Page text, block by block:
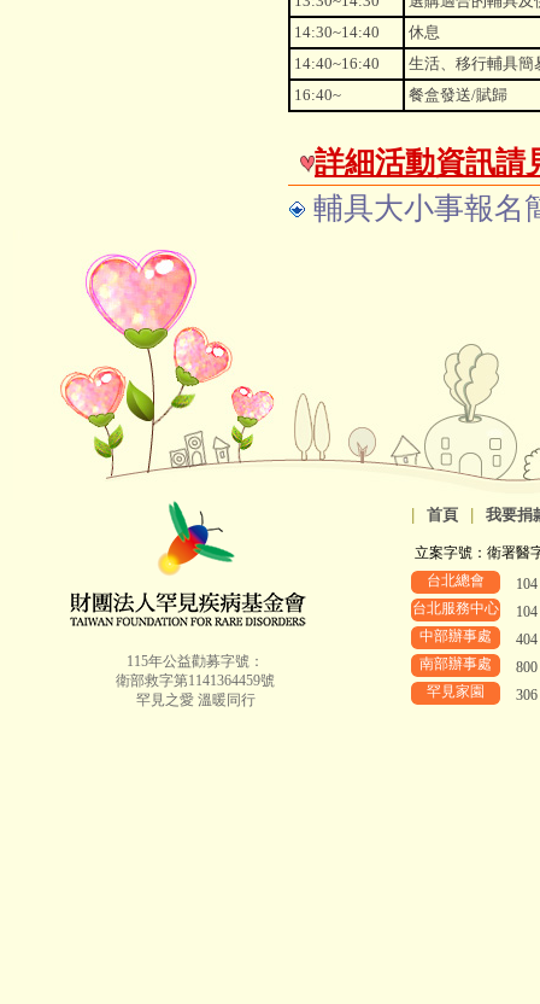
14:30~14:40
休息
14:40~16:40
生活、移行輔具簡
16:40~
餐盒發送/賦歸
詳細活動資訊請
輔具大小事報名
115年公益勸募字號：
衛部救字第1141364459號
罕見之愛 溫暖同行
首頁 我要捐
立案字號：衛署醫
台北總會
台北服務中心
中部辦事處
南部辦事處
罕見家園